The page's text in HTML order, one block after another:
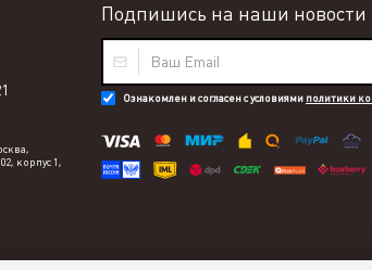
Подпишись на наши новости
Ознакомлен и согласен с условиями политики
корпус 1,